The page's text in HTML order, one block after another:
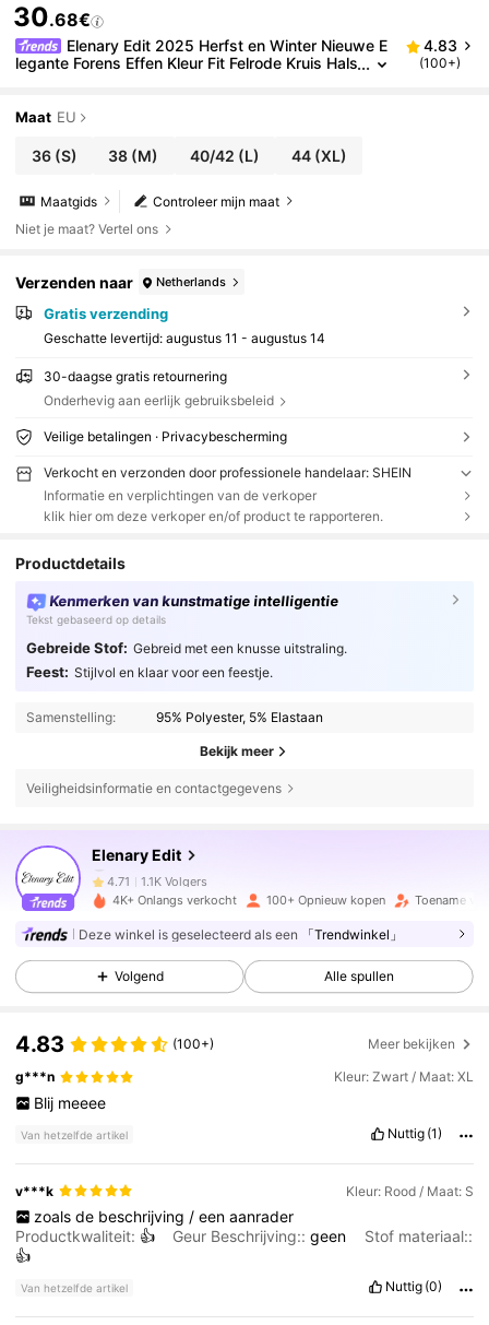
30.68€
Elenary Edit 2025 Herfst en Winter Nieuwe E
legante Forens Effen Kleur Fit Felrode Kruis Hals
Concert Outfit, Halloween, Kerstmis, Avondje Uit, Br
oor Vrouwen, Dagelijkse Uitjes -A
4.83
(100+)
Maat EU
36(S) 38 (M) 40/42 (L) 44(XL)
Controleer mijn maat
Maatgids
Niet je maat? Vertel ons
Verzenden naar Netherlands
Gratis verzending
Geschatte levertijd: augustus 11 - augustus 14
30-daagse gratis retournering
Onderhevig aan eerlijk gebruiksbeleid
Veilige betalingen · Privacybescherming
Verkocht en verzonden door professionele handelaar: SHEIN
Informatie en verplichtingen van de verkoper
klik hier om deze verkoper en/of product te rapporteren.
Productdetails
Kenmerken van kunstmatige intelligentie
Tekst gebaseerd op details
Gebreide Stof: Gebreid met een knusse uitstraling.
Feest: Stijlvol en klaar voor een feestje.
Samenstelling: 95% Polyester, 5% Elastaan
Bekijk meer
Veiligheidsinformatie en contactgegevens
Elenary Edit
4.71 1.1K Volgers
4.71 1.1K Volgers
1.1K Volgers
4.71 1.1K Volgers
4.71 1.1K Volgers
4K+ Onlangs verkocht 100+ Opnieuw kopen Toename
Deze winkel is geselecteerd als een 「Trendwinkel」
Volgend Alle spullen
4.83 (100+) Meer bekijken
g***n Kleur: Zwart / Maat: XL
Blij meeee
Van hetzelfde artikel Nuttig (1)
v***k Kleur: Rood / Maat: S
zoals de beschrijving / een aanrader
Productkwaliteit: 👍 Geur Beschrijving::geen
Stof materiaal::
👍
Van hetzelfde artikel Nuttig (0)